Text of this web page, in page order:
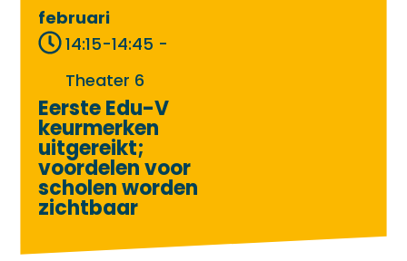
februari
14:15-14:45 -
Theater 6
Eerste Edu-V
keurmerken
uitgereikt;
voordelen voor
scholen worden
zichtbaar